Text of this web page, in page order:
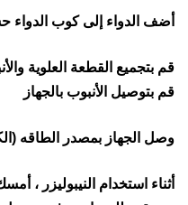
أضف الدواء إلى كوب
قم بتجميع القطعة العلوية
قم بتوصيل الأنبوب بالجهاز
وصل الجهاز بمصدر الطاقه
أثناء استخدام النيبوليزر ،